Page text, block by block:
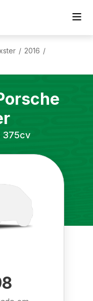
/ 2016 /
375cv